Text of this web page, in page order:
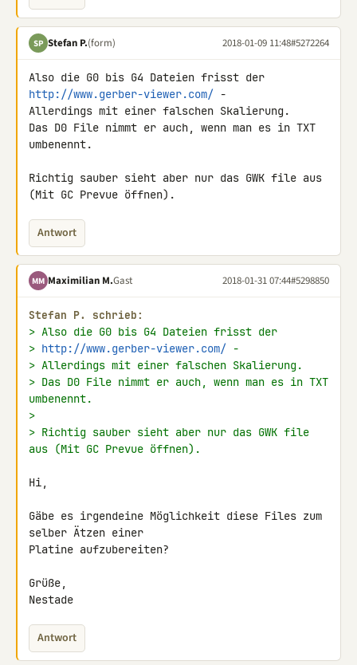
SP Stefan P.(form) 2018-01-09 11:48#5272264
http://www.gerber-viewer.com/ -
Allerdings mit einer falschen Skalierung.
Das D0 File nimmt er auch, wenn man es in TXT
umbenennt.
Richtig sauber sieht aber nur das GWK file aus
(Mit GC Prevue öffnen).
Antwort
MM Maximilian M.Gast 2018-01-31 07:44#5298850
Stefan P. schrieb:
> Also die G0 bis G4 Dateien frisst der
> http://www.gerber-viewer.com/ -
> Allerdings mit einer falschen Skalierung.
> Das D0 File nimmt er auch, wenn man es in TXT
umbenennt.
>
> Richtig sauber sieht aber nur das GWK file
aus (Mit GC Prevue öffnen).
Hi,
Gäbe es irgendeine Möglichkeit diese Files zum
selber Ätzen einer
Platine aufzubereiten?
Grüße,
Nestade
Antwort